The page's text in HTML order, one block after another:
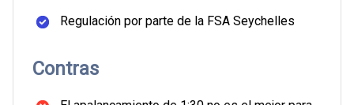
Regulación por parte de la FSA Seychelles
Contras